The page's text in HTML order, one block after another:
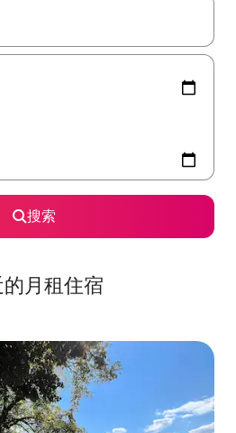
下方向键查看，或通过点击或滑动手势
搜索
月租住宿